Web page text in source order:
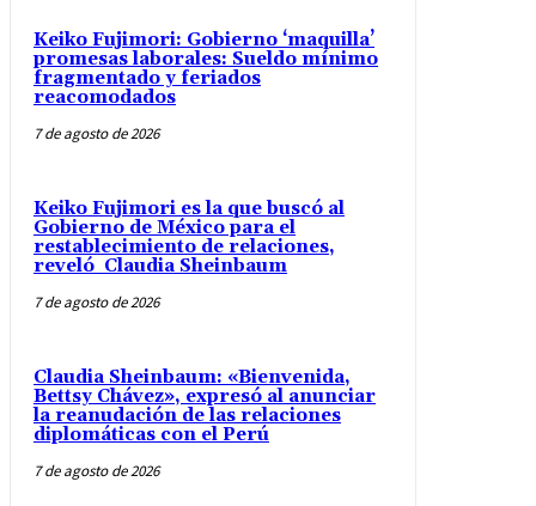
Keiko Fujimori: Gobierno ‘maquilla’
promesas laborales: Sueldo mínimo
fragmentado y feriados
reacomodados
7 de agosto de 2026
Keiko Fujimori es la que buscó al
Gobierno de México para el
restablecimiento de relaciones,
reveló Claudia Sheinbaum
7 de agosto de 2026
Claudia Sheinbaum: «Bienvenida,
Bettsy Chávez», expresó al anunciar
la reanudación de las relaciones
diplomáticas con el Perú
7 de agosto de 2026